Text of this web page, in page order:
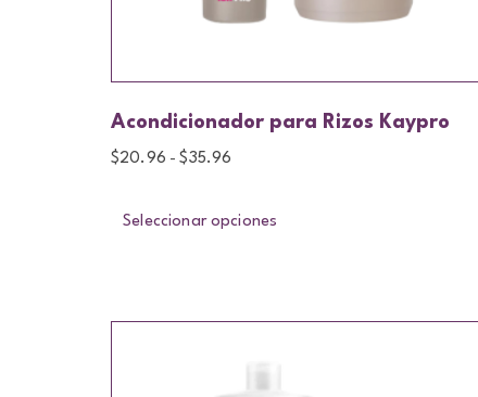
Acondicionador para Rizos Kaypro
$20.96 - $35.96
Seleccionar opciones